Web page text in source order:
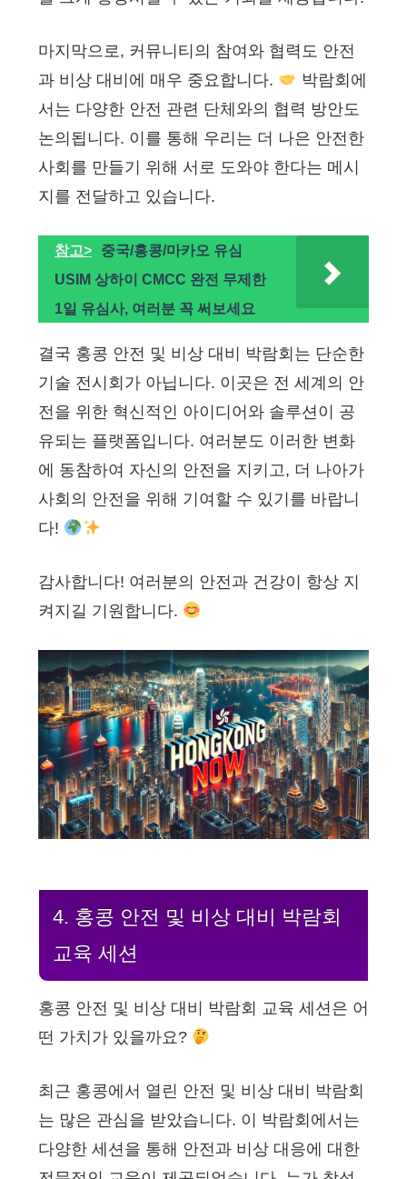
마지막으로, 커뮤니티의 참여와 협력도 안전
과 비상 대비에 매우 중요합니다.
박람회에
서는 다양한 안전 관련 단체와의 협력 방안도
논의됩니다. 이를 통해 우리는 더 나은 안전한
사회를 만들기 위해 서로 도와야 한다는 메시
지를 전달하고 있습니다.
참고>
중국/홍콩/마카오 유심
USIM 상하이 CMCC 완전 무제한
1일 유심사, 여러분 꼭 써보세요
결국 홍콩 안전 및 비상 대비 박람회는 단순한
기술 전시회가 아닙니다. 이곳은 전 세계의 안
전을 위한 혁신적인 아이디어와 솔루션이 공
유되는 플랫폼입니다. 여러분도 이러한 변화
에 동참하여 자신의 안전을 지키고, 더 나아가
사회의 안전을 위해 기여할 수 있기를 바랍니
다!
감사합니다! 여러분의 안전과 건강이 항상 지
켜지길 기원합니다.
4. 홍콩 안전 및 비상 대비 박람회
교육 세션
홍콩 안전 및 비상 대비 박람회 교육 세션은 어
떤 가치가 있을까요?
최근 홍콩에서 열린 안전 및 비상 대비 박람회
는 많은 관심을 받았습니다. 이 박람회에서는
다양한 세션을 통해 안전과 비상 대응에 대한